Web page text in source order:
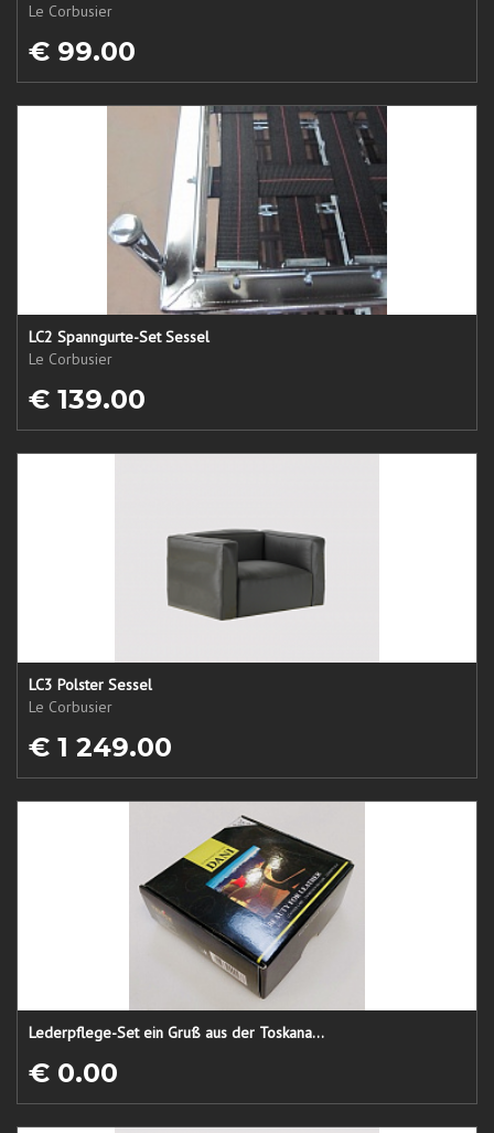
Le Corbusier
€ 99.00
LC2 Spanngurte-Set Sessel
Le Corbusier
€ 139.00
LC3 Polster Sessel
Le Corbusier
€ 1 249.00
Lederpflege-Set ein Gruß aus der Toskana...
€ 0.00